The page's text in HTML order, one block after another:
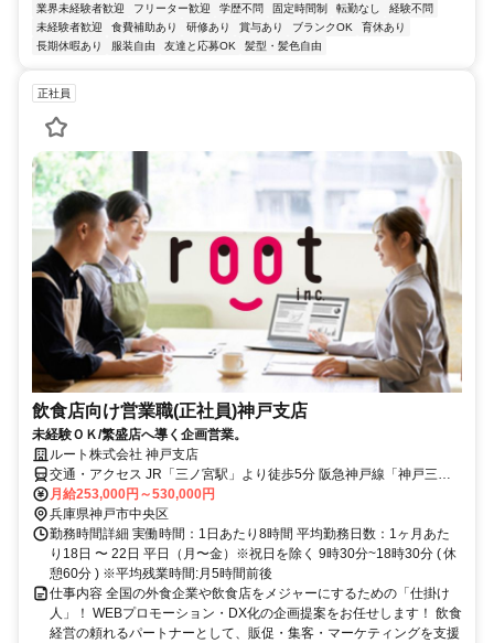
業界未経験者歓迎 フリーター歓迎 学歴不問 固定時間制 転勤なし
経験不問
未経験者歓迎
食費補助あり 研修あり 賞与あり ブランクOK
育休あり
長期休暇あり
服装自由 友達と応募OK 髪型・髪色自由
正社員
飲食店向け営業職(正社員)神戸支店
未経験ＯＫ/繁盛店へ導く企画営業。
ルート株式会社 神戸支店
交通・アクセス JR「三ノ宮駅」より徒歩5分 阪急神戸線「神戸三宮
駅」より徒歩5分 阪神本線「神戸三宮駅」より徒歩5分
月給253,000円～530,000円
兵庫県神戸市中央区
勤務時間詳細 実働時間：1日あたり8時間 平均勤務日数：1ヶ月あた
り18日 〜 22日 平日（月〜金）※祝日を除く 9時30分~18時30分 ( 休
憩60分 ) ※平均残業時間:月5時間前後
仕事内容 全国の外食企業や飲食店をメジャーにするための「仕掛け
人」！ WEBプロモーション・DX化の企画提案をお任せします！ 飲食
経営の頼れるパートナーとして、販促・集客・マーケティングを支援